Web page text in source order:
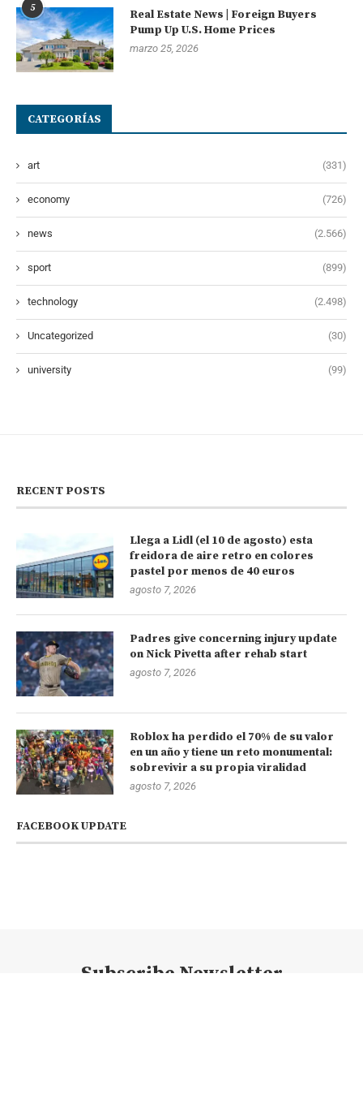
5
Real Estate News | Foreign Buyers
Pump Up U.S. Home Prices
marzo 25, 2026
CATEGORÍAS
art (331)
economy (726)
news (2.566)
sport (899)
technology (2.498)
Uncategorized (30)
university (99)
RECENT POSTS
Llega a Lidl (el 10 de agosto) esta
freidora de aire retro en colores
pastel por menos de 40 euros
agosto 7, 2026
Padres give concerning injury update
on Nick Pivetta after rehab start
agosto 7, 2026
Roblox ha perdido el 70% de su valor
en un año y tiene un reto monumental:
sobrevivir a su propia viralidad
agosto 7, 2026
FACEBOOK UPDATE
Subscribe Newsletter